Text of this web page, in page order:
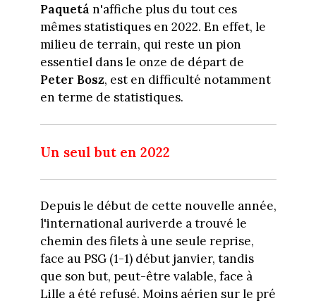
Paquetá n'affiche plus du tout ces
mêmes statistiques en 2022. En effet, le
milieu de terrain, qui reste un pion
essentiel dans le onze de départ de
Peter Bosz, est en difficulté notamment
en terme de statistiques.
Un seul but en 2022
Depuis le début de cette nouvelle année,
l'international auriverde a trouvé le
chemin des filets à une seule reprise,
face au PSG (1-1) début janvier, tandis
que son but, peut-être valable, face à
Lille a été refusé. Moins aérien sur le pré